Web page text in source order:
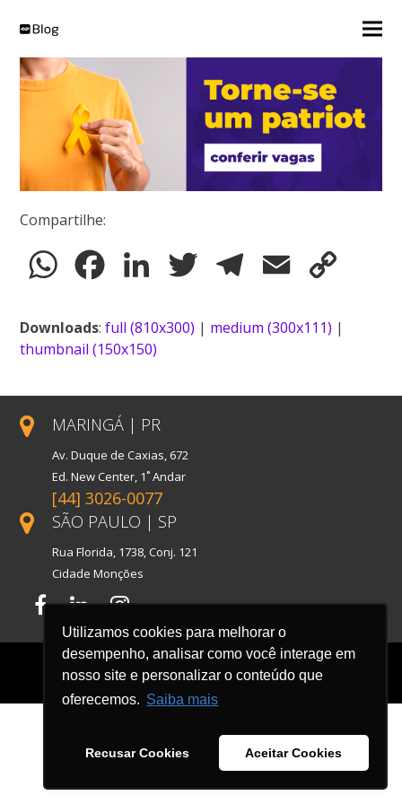
Utilizamos cookies para melhorar o
desempenho, analisar como você interage em
nosso site e personalizar o conteúdo que
oferecemos. Saiba mais
Recusar Cookies Aceitar Cookies
Compartilhe:
WhatsAppFacebookLinkedIn Twitter TelegramEmail
Downloads:full (810x300) | medium (300x111) |
thumbnail (150x150)
MARINGÁ | PR
Av. Duque de Caxias, 672
Ed. New Center, 1˚ Andar
[44] 3026-0077
SÃO PAULO | SP
Rua Florida, 1738, Conj. 121
Cidade Monções
Facebook